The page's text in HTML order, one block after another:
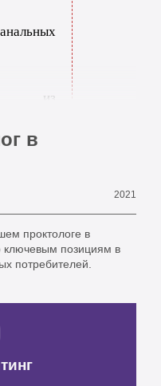
в
2021
проктологе в
ключевым позициям в
потребителей.
из
к
уж
и